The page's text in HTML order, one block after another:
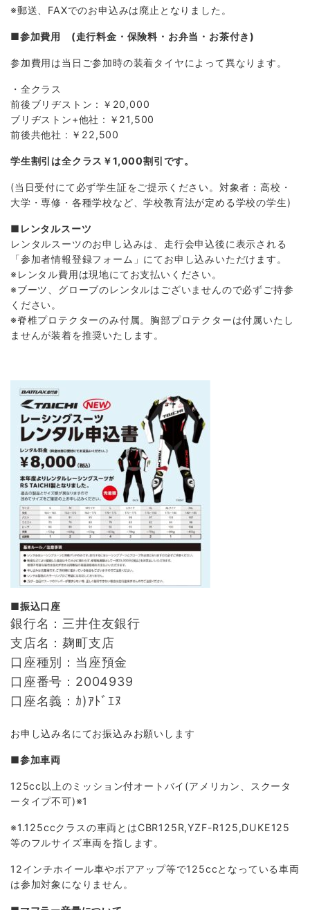
※郵送、FAXでのお申込みは廃止となりました。
■参加費用 (走行料金・保険料・お弁当・お茶付き)
参加費用は当日ご参加時の装着タイヤによって異なります。
・全クラス
前後ブリヂストン : ￥20,000
ブリヂストン+他社 : ￥21,500
前後共他社 : ￥22,500
学生割引は全クラス￥1,000割引です。
(当日受付にて必ず学生証をご提示ください。対象者：高校・
大学・専修・各種学校など、学校教育法が定める学校の学生)
■レンタルスーツ
レンタルスーツのお申し込みは、走行会申込後に表示される
「参加者情報登録フォーム」にてお申し込みいただけます。
※レンタル費用は現地にてお支払いください。
※ブーツ、グローブのレンタルはございませんので必ずご持参
ください。
※脊椎プロテクターのみ付属。胸部プロテクターは付属いたし
ませんが装着を推奨いたします。
■振込口座
銀行名：三井住友銀行
支店名：麹町支店
口座種別：当座預金
口座番号：2004939
口座名義：ｶ)ｱﾄﾞｴﾇ
お申し込み名にてお振込みお願いします
■参加車両
125cc以上のミッション付オートバイ(アメリカン、スクータ
ータイプ不可)※1
※1.125ccクラスの車両とはCBR125R,YZF-R125,DUKE125
等のフルサイズ車両を指します。
12インチホイール車やボアアップ等で125ccとなっている車両
は参加対象になりません。